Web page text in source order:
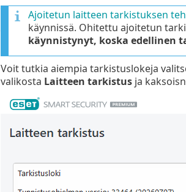
Ajoitetun laitteen tarkistuksen
käynnissä. Ohitettu ajoitetun
käynnistynyt, koska edellinen
Voit tutkia aiempia tarkistuslokeja
valikosta Laitteen tarkistusja